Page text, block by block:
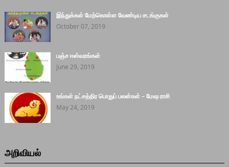
இந்துக்கள் மேற்கொள்ள வேண்டிய சடங்குகள்
October 07, 2019
பஞ்ச ஈஸ்வரங்கள்
June 29, 2019
உங்கள் நட்சத்திர பொதுப் பலன்கள் – மேஷ ராசி
May 24, 2019
அறிவியல்